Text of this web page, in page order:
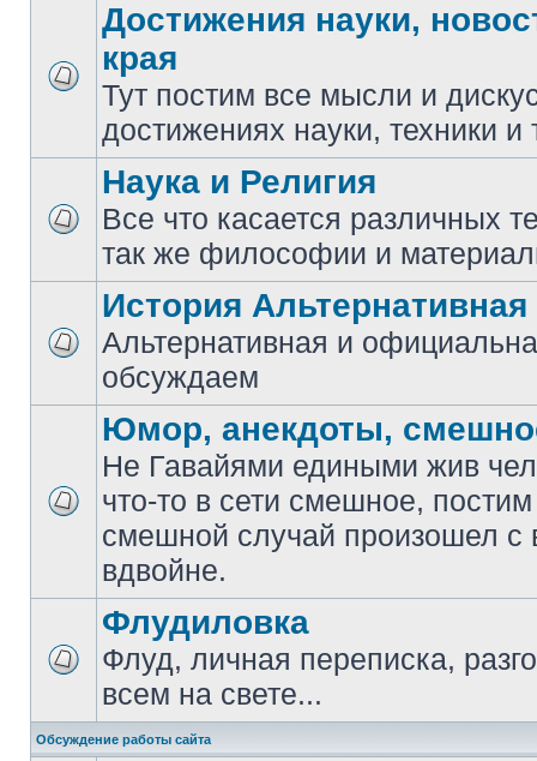
Достижения науки,
края
Тут постим все мысли и
достижениях науки, техники и
Наука и Религия
Все что касается различных
так же философии и
История
Альтернативная и
обсуждаем
Юмор, анекдоты,
Не Гавайями едиными жив
что-то в сети смешное,
смешной случай произошел с
вдвойне.
Флудиловка
Флуд, личная переписка,
всем на свете...
Обсуждение работы сайта